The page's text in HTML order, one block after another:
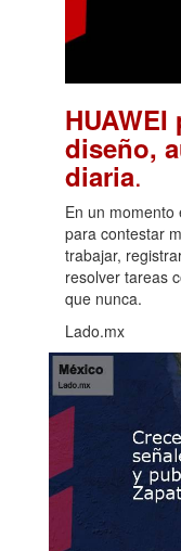
diseño,
diaria.
En un momento
para contestar
trabajar,
resolver tareas
que nunca.
Lado.mx